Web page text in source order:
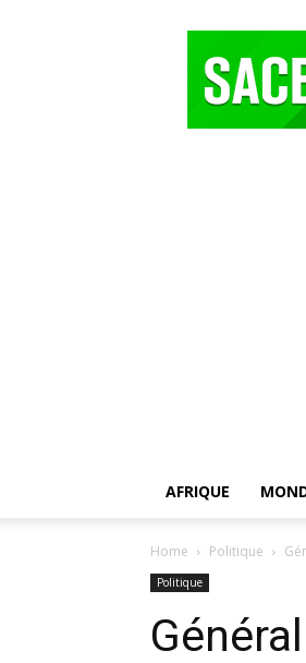
AFRIQUE
Home Politique
Politique